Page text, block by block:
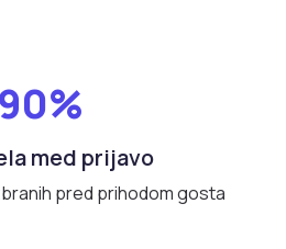
90%
med prijavo
pred prihodom gosta